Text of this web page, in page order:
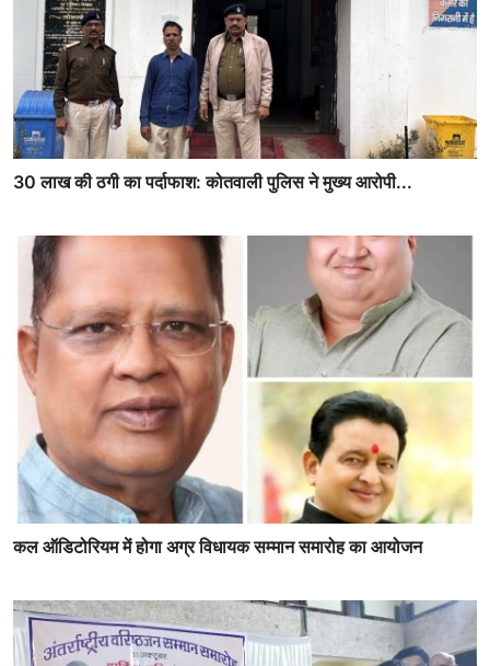
30 लाख की ठगी का पर्दाफाश: कोतवाली पुलिस ने मुख्य आरोपी...
कल ऑडिटोरियम में होगा अग्र विधायक सम्मान समारोह का आयोजन